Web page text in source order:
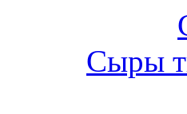
Сыры